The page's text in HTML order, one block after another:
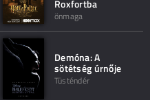
Roxfortba
önmaga
Demóna: A
sötétség úrnője
Tüsténdér